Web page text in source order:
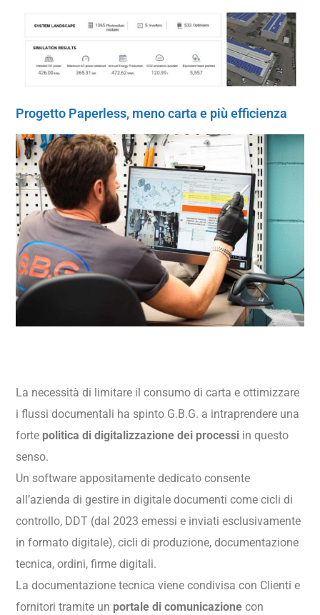
Progetto Paperless, meno carta e più efficienza
La necessità di limitare il consumo di carta e ottimizzare
i flussi documentali ha spinto G.B.G. a intraprendere una
forte politica di digitalizzazione dei processi in questo
senso.
Un software appositamente dedicato consente
all’azienda di gestire in digitale documenti come cicli di
controllo, DDT (dal 2023 emessi e inviati esclusivamente
in formato digitale), cicli di produzione, documentazione
tecnica, ordini, firme digitali.
La documentazione tecnica viene condivisa con Clienti e
fornitori tramite un portale di comunicazione con